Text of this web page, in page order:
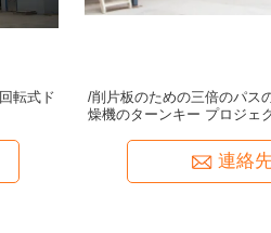
転式ド
/削片板のための三倍のパス
燥機のターンキー プロジェ
連絡